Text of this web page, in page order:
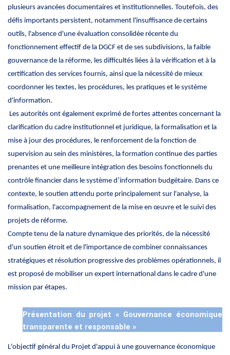
plusieurs avancées documentaires et institutionnelles. Toutefois, des
défis importants persistent, notamment l'insuffisance de certains
outils, l'absence d'une évaluation consolidée récente du
fonctionnement effectif de la DGCF et de ses subdivisions, la faible
gouvernance de la réforme, les difficultés liées à la vérification et à la
certification des services fournis, ainsi que la nécessité de mieux
coordonner les textes, les procédures, les pratiques et le système
d'information.
Les autorités ont également exprimé de fortes attentes concernant la
clarification du cadre institutionnel et juridique, la formalisation et la
mise à jour des procédures, le renforcement de la fonction de
supervision au sein des ministères, la formation continue des parties
prenantes et une meilleure intégration des besoins fonctionnels du
contrôle financier dans le système d’information budgétaire. Dans ce
contexte, le soutien attendu porte principalement sur l'analyse, la
formalisation, l'accompagnement de la mise en œuvre et le suivi des
projets de réforme.
Compte tenu de la nature dynamique des priorités, de la nécessité
d'un soutien étroit et de l'importance de combiner connaissances
stratégiques et résolution progressive des problèmes opérationnels, il
est proposé de mobiliser un expert international dans le cadre d'une
mission par étapes.
Présentation du projet « Gouvernance économique
transparente et responsable »
L'objectif général du Projet d'appui à une gouvernance économique